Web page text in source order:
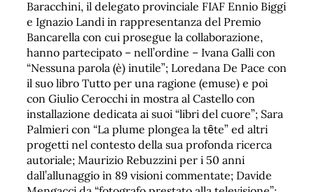
Baracchini, il delegato provinciale FIAF Ennio Biggi
e Ignazio Landi in rappresentanza del Premio
Bancarella con cui prosegue la collaborazione,
hanno partecipato – nell’ordine – Ivana Galli con
“Nessuna parola (è) inutile”; Loredana De Pace con
il suo libro Tutto per una ragione (emuse) e poi
con Giulio Cerocchi in mostra al Castello con
installazione dedicata ai suoi “libri del cuore”; Sara
Palmieri con “La plume plongea la tȇte” ed altri
progetti nel contesto della sua profonda ricerca
autoriale; Maurizio Rebuzzini per i 50 anni
dall’allunaggio in 89 visioni commentate; Davide